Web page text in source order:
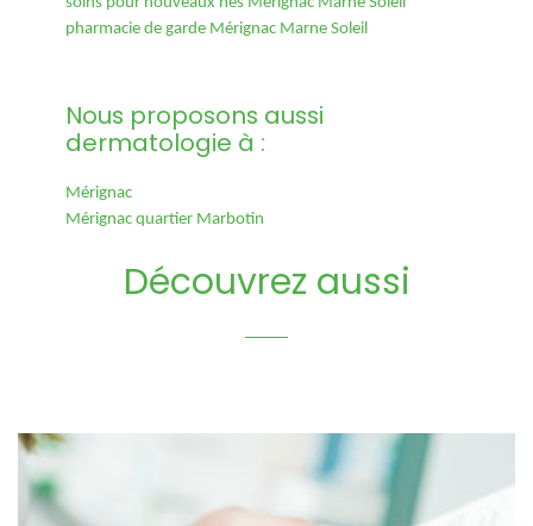
pharmacie de garde Mérignac Marne Soleil
Nous proposons aussi
dermatologie à :
Mérignac
Mérignac quartier Marbotin
Découvrez aussi